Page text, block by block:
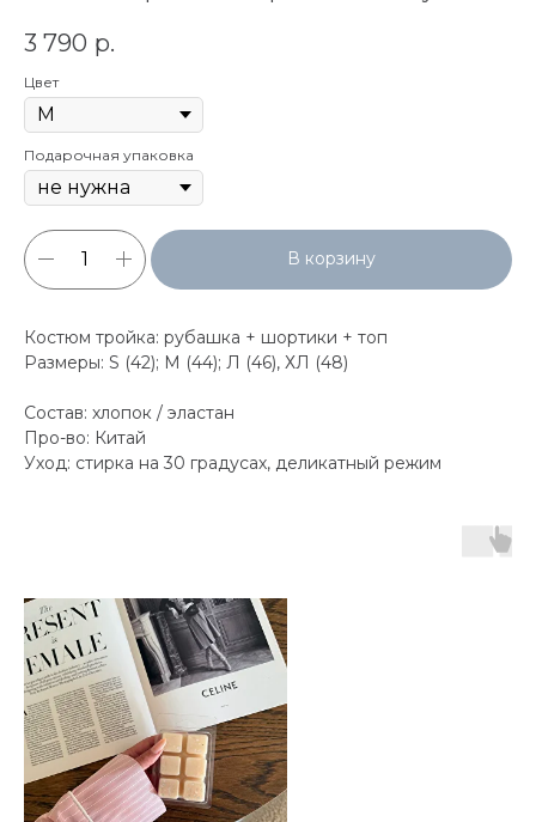
3 790 р.
Цвет
Подарочная упаковка
В корзину
Костюм тройка: рубашка + шортики + топ
Размеры: S (42); М (44); Л (46), ХЛ (48)
Состав: хлопок / эластан
Про-во: Китай
Уход: стирка на 30 градусах, деликатный режим